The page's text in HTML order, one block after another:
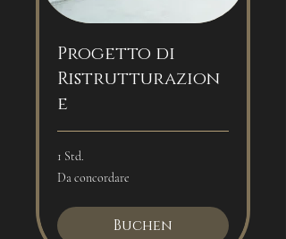
Progetto di
Ristrutturazion
e
1 Std.
Da
concordare
Da concordare
Buchen